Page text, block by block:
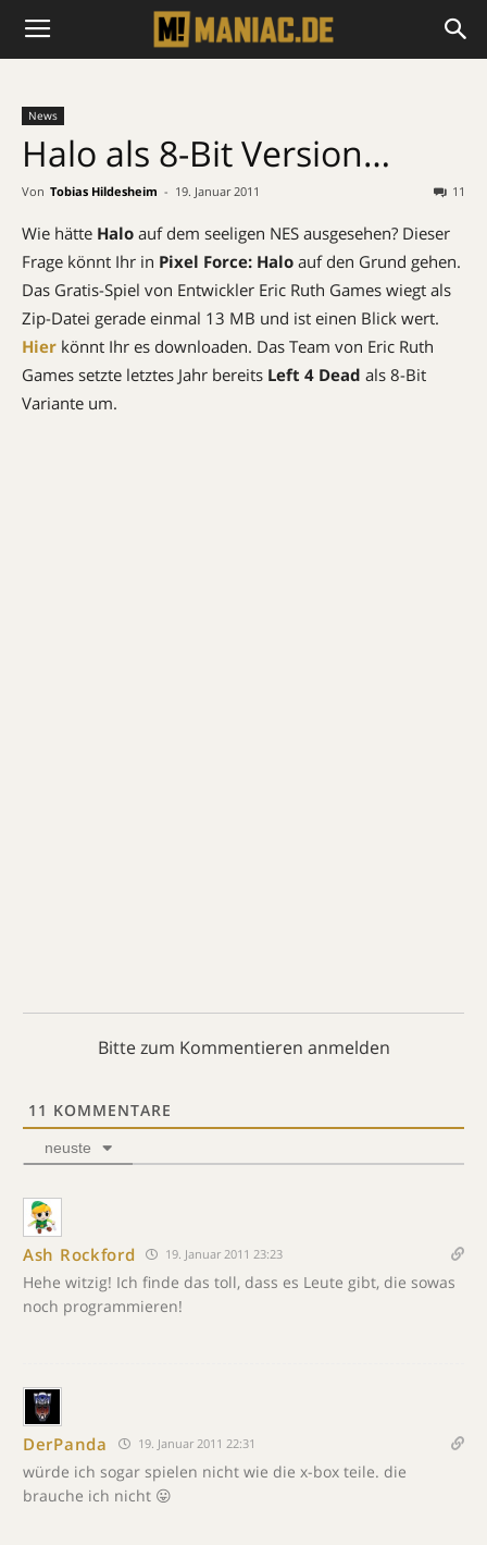
News
Halo als 8-Bit Version…
Von Tobias Hildesheim - 19. Januar 2011 11
Wie hätte Halo auf dem seeligen NES ausgesehen? Dieser
Frage könnt Ihr in Pixel Force: Halo auf den Grund gehen.
Das Gratis-Spiel von Entwickler Eric Ruth Games wiegt als
Zip-Datei gerade einmal 13 MB und ist einen Blick wert.
Hier könnt Ihr es downloaden. Das Team von Eric Ruth
Games setzte letztes Jahr bereits Left 4 Dead als 8-Bit
Variante um.
Bitte zum Kommentieren anmelden
11 KOMMENTARE
neuste
Ash Rockford 19. Januar 2011 23:23
Hehe witzig! Ich finde das toll, dass es Leute gibt, die sowas
noch programmieren!
DerPanda 19. Januar 2011 22:31
würde ich sogar spielen nicht wie die x-box teile. die
brauche ich nicht 😛